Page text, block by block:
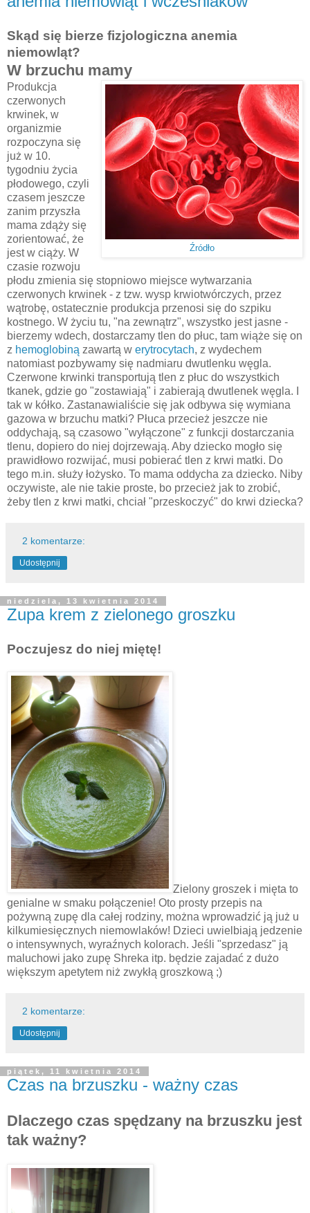
Skąd się bierze fizjologiczna anemia
niemowląt?
W brzuchu mamy
Źródło
Produkcja
czerwonych
krwinek, w
organizmie
rozpoczyna się
już w 10.
tygodniu życia
płodowego, czyli
czasem jeszcze
zanim przyszła
mama zdąży się
zorientować, że
jest w ciąży. W
czasie rozwoju
płodu zmienia się stopniowo miejsce wytwarzania
czerwonych krwinek - z tzw. wysp krwiotwórczych, przez
wątrobę, ostatecznie produkcja przenosi się do szpiku
kostnego. W życiu tu, "na zewnątrz", wszystko jest jasne -
bierzemy wdech, dostarczamy tlen do płuc, tam wiąże się on
z hemoglobiną zawartą w erytrocytach, z wydechem
natomiast pozbywamy się nadmiaru dwutlenku węgla.
Czerwone krwinki transportują tlen z płuc do wszystkich
tkanek, gdzie go "zostawiają" i zabierają dwutlenek węgla. I
tak w kółko. Zastanawialiście się jak odbywa się wymiana
gazowa w brzuchu matki? Płuca przecież jeszcze nie
oddychają, są czasowo "wyłączone" z funkcji dostarczania
tlenu, dopiero do niej dojrzewają. Aby dziecko mogło się
prawidłowo rozwijać, musi pobierać tlen z krwi matki. Do
tego m.in. służy łożysko. To mama oddycha za dziecko. Niby
oczywiste, ale nie takie proste, bo przecież jak to zrobić,
żeby tlen z krwi matki, chciał "przeskoczyć" do krwi dziecka?
2 komentarze:
Udostępnij
niedziela, 13 kwietnia 2014
Zupa krem z zielonego groszku
Poczujesz do niej miętę!
Zielony groszek i mięta to
genialne w smaku połączenie! Oto prosty przepis na
pożywną zupę dla całej rodziny, można wprowadzić ją już u
kilkumiesięcznych niemowlaków! Dzieci uwielbiają jedzenie
o intensywnych, wyraźnych kolorach. Jeśli "sprzedasz" ją
maluchowi jako zupę Shreka itp. będzie zajadać z dużo
większym apetytem niż zwykłą groszkową ;)
2 komentarze:
Udostępnij
piątek, 11 kwietnia 2014
Czas na brzuszku - ważny czas
Dlaczego czas spędzany na brzuszku jest
tak ważny?